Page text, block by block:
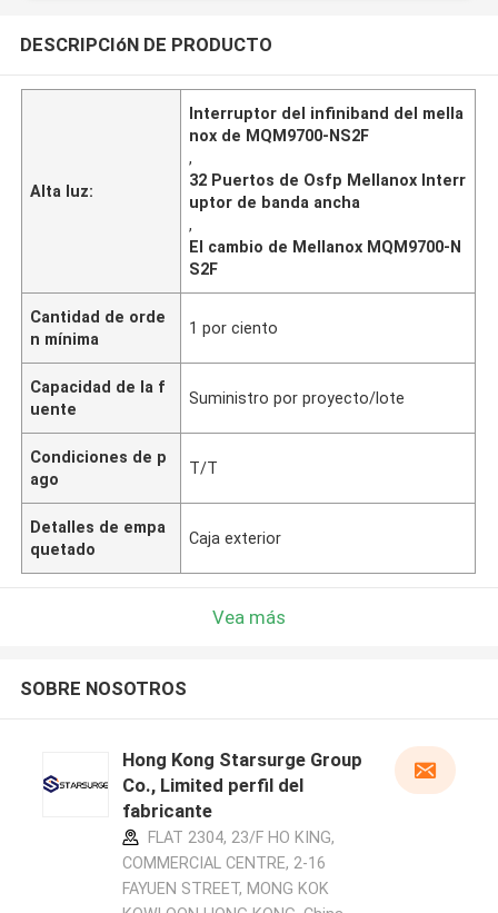
DESCRIPCIóN DE PRODUCTO
Alta luz:
Interruptor del infiniband del mella
nox de MQM9700-NS2F
,
32 Puertos de Osfp Mellanox Interr
uptor de banda ancha
,
El cambio de Mellanox MQM9700-N
S2F
Cantidad de orde
n mínima
1 por ciento
Capacidad de la f
uente
Suministro por proyecto/lote
Condiciones de p
ago
T/T
Detalles de empa
quetado
Caja exterior
Vea más
SOBRE NOSOTROS
Hong Kong Starsurge Group
Co., Limited perfil del
fabricante
FLAT 2304, 23/F HO KING,
COMMERCIAL CENTRE, 2-16
FAYUEN STREET, MONG KOK